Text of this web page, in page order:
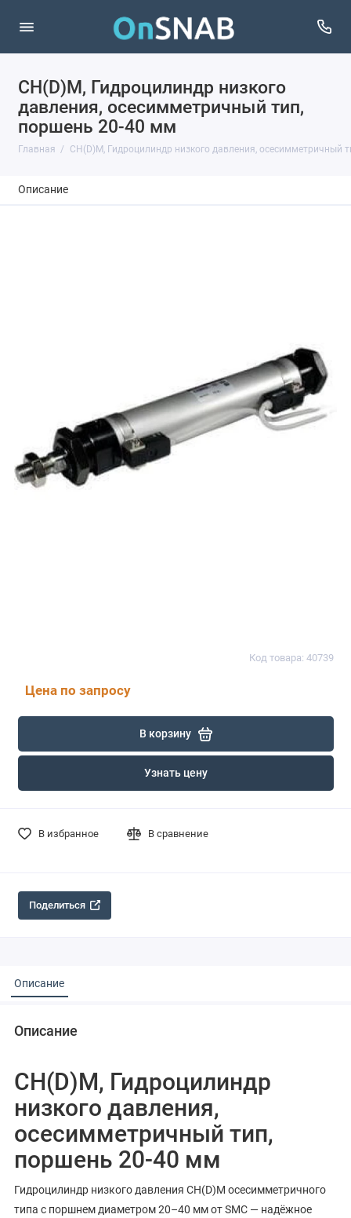
CH(D)M, Гидроцилиндр низкого
давления, осесимметричный тип,
поршень 20-40 мм
Главная CH(D)M, Гидроцилиндр низкого давления, осесимметричный
Описание
Код товара: 40739
Цена по запросу
В корзину
Узнать цену
В избранное В сравнение
Поделиться
Описание
Описание
CH(D)M, Гидроцилиндр
низкого давления,
осесимметричный тип,
поршень 20-40 мм
Гидроцилиндр низкого давления CH(D)M осесимметричного
типа с поршнем диаметром 20–40 мм от SMC — надёжное